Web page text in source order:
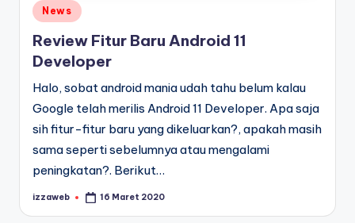
Posted
in
News
Review Fitur Baru Android 11
Developer
Halo, sobat android mania udah tahu belum kalau
Google telah merilis Android 11 Developer. Apa saja
sih fitur-fitur baru yang dikeluarkan?, apakah masih
sama seperti sebelumnya atau mengalami
peningkatan?. Berikut…
Posted
izzaweb 16 Maret 2020